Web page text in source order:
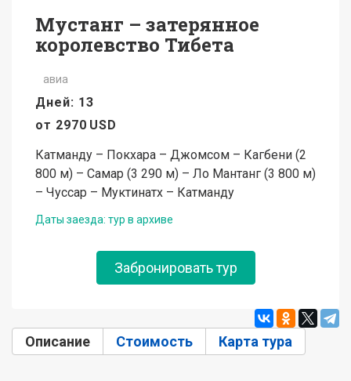
Мустанг – затерянное
королевство Тибета
авиа
Дней: 13
от 2970 USD
Катманду – Покхара – Джомсом – Кагбени (2
800 м) – Самар (3 290 м) – Ло Мантанг (3 800 м)
– Чуссар – Муктинатх – Катманду
Даты заезда: тур в архиве
Забронировать тур
Описание (активная вкладка)
Стоимость Карта тура